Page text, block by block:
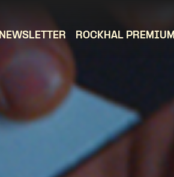
NEWSLETTER ROCKHAL PREMIUM